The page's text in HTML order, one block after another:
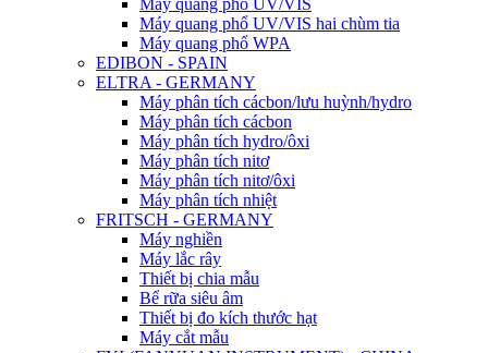
Máy quang phổ UV/VIS hai chùm tia
Máy quang phổ WPA
EDIBON - SPAIN
ELTRA - GERMANY
Máy phân tích cácbon/lưu huỳnh/hydro
Máy phân tích cácbon
Máy phân tích hydro/ôxi
Máy phân tích nitơ
Máy phân tích nitơ/ôxi
Máy phân tích nhiệt
FRITSCH - GERMANY
Máy nghiền
Máy lắc rây
Thiết bị chia mẫu
Bể rữa siêu âm
Thiết bị đo kích thước hạt
Máy cắt mẫu